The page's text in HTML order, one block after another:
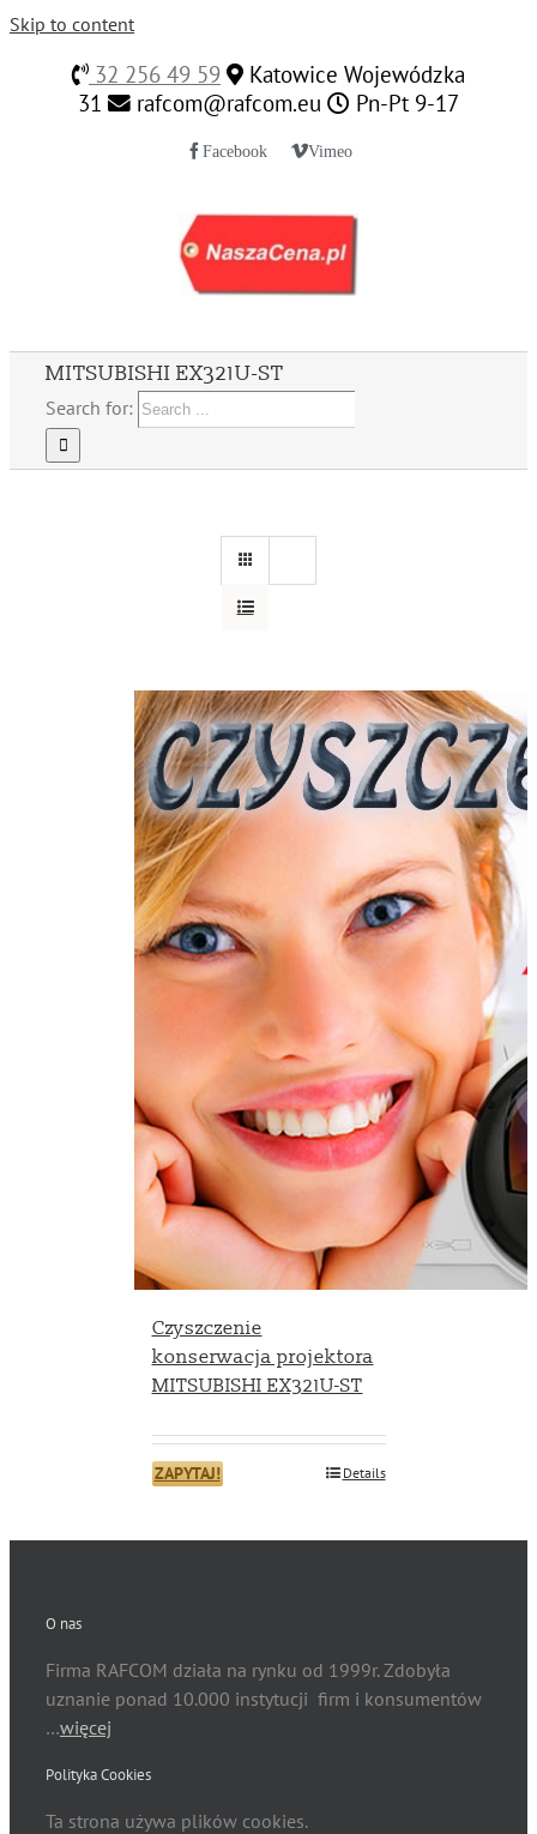
Skip to content
32 256 49 59
Katowice Wojewódzka
31
rafcom@rafcom.eu Pn-Pt 9-17
Facebook Vimeo
MITSUBISHI EX321U-ST
Search for:
Czyszczenie
konserwacja projektora
MITSUBISHI EX321U-ST
ZAPYTAJ! Details
O nas
Firma RAFCOM działa na rynku od 1999r. Zdobyła
uznanie ponad 10.000 instytucji firm i konsumentów
…więcej
Polityka Cookies
Ta strona używa plików cookies.